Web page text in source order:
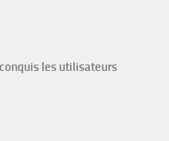
les utilisateurs